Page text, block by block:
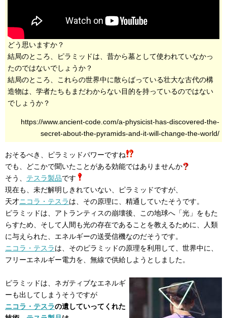
どう思いますか？
結局のところ、ピラミッドは、昔から墓として使われていなかっ
たのではないでしょうか？
結局のところ、これらの世界中に散らばっている壮大な古代の構
造物は、学者たちもまだわからない目的を持っているのではない
でしょうか？
https://www.ancient-code.com/a-physicist-has-discovered-the-
secret-about-the-pyramids-and-it-will-change-the-world/
おそるべき、ピラミッドパワーですね
でも、どこかで聞いたことがある効能ではありませんか
そう、 テスラ製品です
現在も、未だ解明しきれていない、ピラミッドですが、
天才ニコラ・テスラは、その原理に、精通していたそうです。
ピラミッドは、アトランティスの崩壊後、この地球へ「光」をもた
らすため、そして人間も光の存在であることを教えるために、人類
に与えられた、エネルギーの送受信機なのだそうです。
ニコラ・テスラは、そのピラミッドの原理を利用して、世界中に、
フリーエネルギー電力を、無線で供給しようとしました。
ピラミッドは、ネガティブなエネルギ
ーも出してしまうそうですが
ニコラ・テスラの遺していってくれた